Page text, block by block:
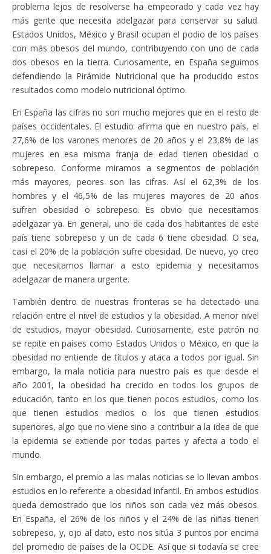
problema lejos de resolverse ha empeorado y cada vez hay
más gente que necesita adelgazar para conservar su salud.
Estados Unidos, México y Brasil ocupan el podio de los países
con más obesos del mundo, contribuyendo con uno de cada
dos obesos en la tierra. Curiosamente, en España seguimos
defendiendo la Pirámide Nutricional que ha producido estos
resultados como modelo nutricional óptimo.
En España las cifras no son mucho mejores que en el resto de
países occidentales. El estudio afirma que en nuestro país, el
27,6% de los varones menores de 20 años y el 23,8% de las
mujeres en esa misma franja de edad tienen obesidad o
sobrepeso. Conforme miramos a segmentos de población
más mayores, peores son las cifras. Así el 62,3% de los
hombres y el 46,5% de las mujeres mayores de 20 años
sufren obesidad o sobrepeso. Es obvio que necesitamos
adelgazar ya. En general, uno de cada dos habitantes de este
país tiene sobrepeso y un de cada 6 tiene obesidad. O sea,
casi el 20% de la población sufre obesidad. De nuevo, yo creo
que necesitamos llamar a esto epidemia y necesitamos
adelgazar de manera urgente.
También dentro de nuestras fronteras se ha detectado una
relación entre el nivel de estudios y la obesidad. A menor nivel
de estudios, mayor obesidad. Curiosamente, este patrón no
se repite en países como Estados Unidos o México, en que la
obesidad no entiende de títulos y ataca a todos por igual. Sin
embargo, la mala noticia para nuestro país es que desde el
año 2001, la obesidad ha crecido en todos los grupos de
educación, tanto en los que tienen pocos estudios, como los
que tienen estudios medios o los que tienen estudios
superiores, algo que no viene sino a contribuir a la idea de que
la epidemia se extiende por todas partes y afecta a todo el
mundo.
Sin embargo, el premio a las malas noticias se lo llevan ambos
estudios en lo referente a obesidad infantil. En ambos estudios
queda demostrado que los niños son cada vez más obesos.
En España, el 26% de los niños y el 24% de las niñas tienen
sobrepeso, y, ojo al dato, esto nos sitúa 3 puntos por encima
del promedio de países de la OCDE. Así que si todavía se cree